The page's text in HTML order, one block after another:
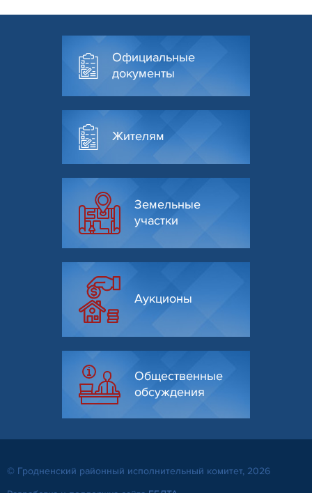
Официальные
документы
Жителям
Земельные
участки
Аукционы
Общественные
обсуждения
© Гродненский районный исполнительный комитет, 2026